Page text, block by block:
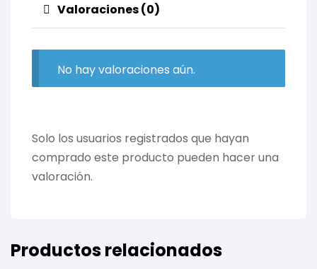
Valoraciones (0)
No hay valoraciones aún.
Solo los usuarios registrados que hayan
comprado este producto pueden hacer una
valoración.
Productos relacionados